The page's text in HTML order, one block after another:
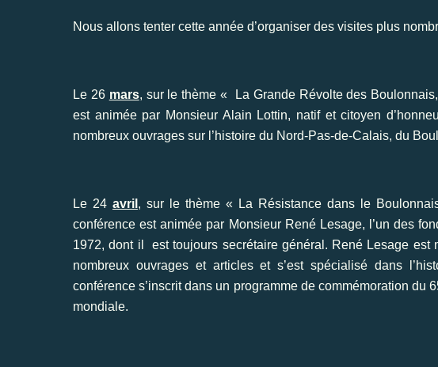
Nous allons tenter cette année d’organiser des visites plus
Le 26 mars, sur le thème « La Grande Révolte des
est animée par Monsieur Alain Lottin, natif et citoyen
nombreux ouvrages sur l’histoire du Nord-Pas-de-Calais, du
Le 24 avril , sur le thème « La Résistance dans le
conférence est animée par Monsieur René Lesage, l’un des
1972, dont il est toujours secrétaire général. René Lesage est
nombreux ouvrages et articles et s’est spécialisé dans
conférence s’inscrit dans un programme de commémoration du
mondiale.